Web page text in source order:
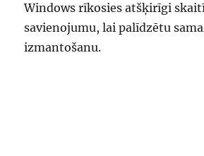
Windows rīkosies atšķirīgi
savienojumu, lai palīdzētu
izmantošanu.